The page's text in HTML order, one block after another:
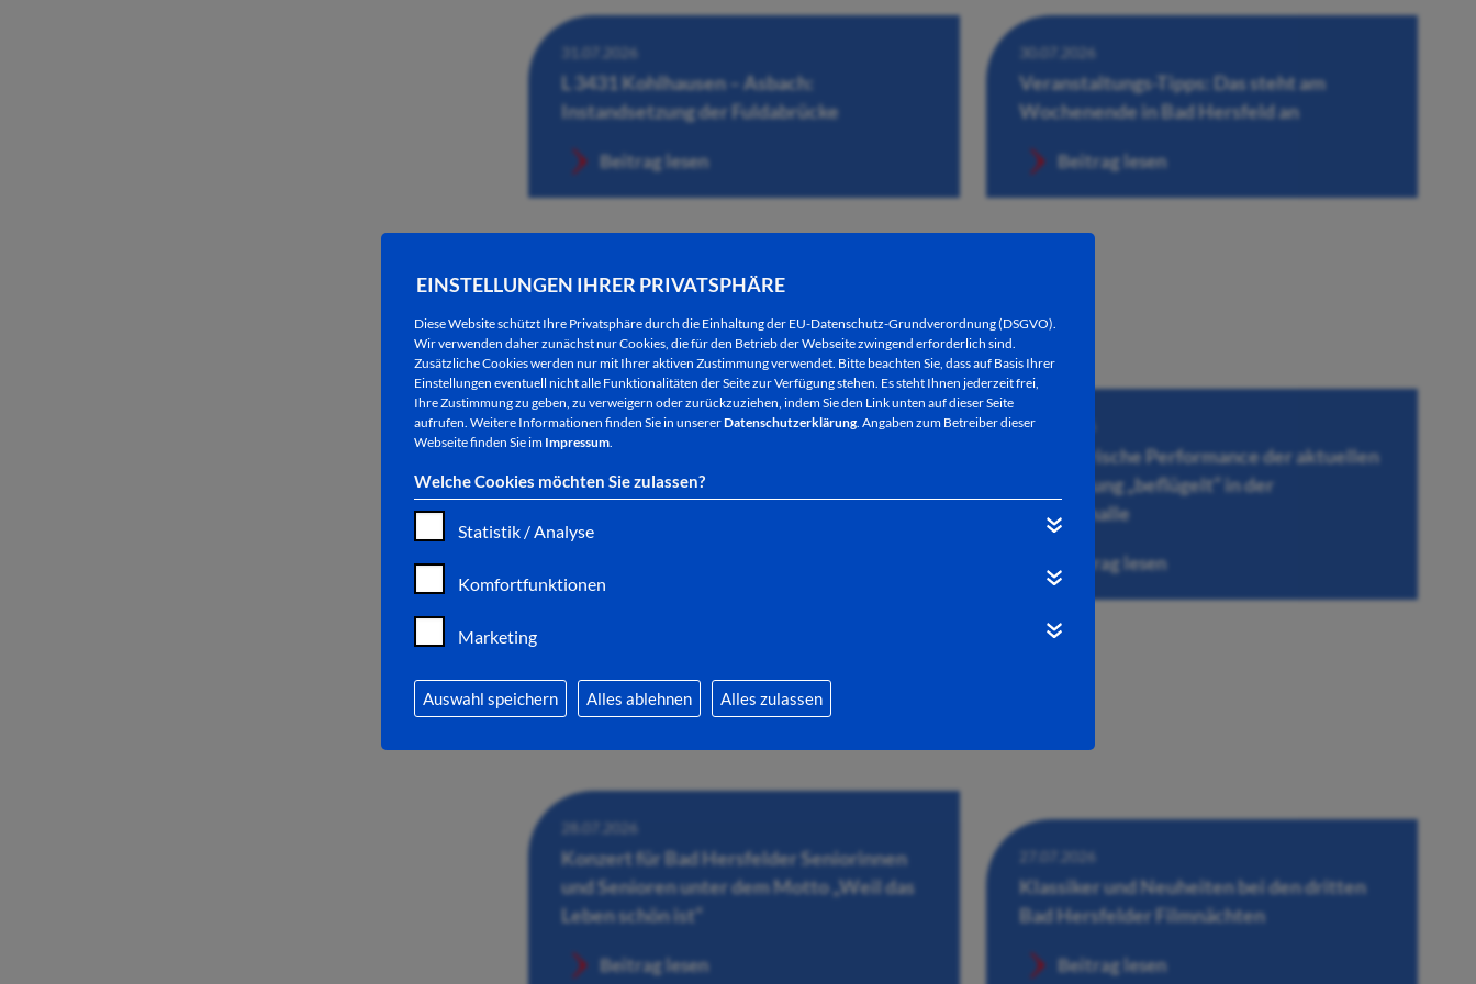
EINSTELLUNGEN IHRER PRIVATSPHÄRE
Diese Website schützt Ihre Privatsphäre durch die Einhaltung der EU-Datenschutz-Grundverordnung (DSGVO).
Wir verwenden daher zunächst nur Cookies, die für den Betrieb der Webseite zwingend erforderlich sind.
Zusätzliche Cookies werden nur mit Ihrer aktiven Zustimmung verwendet. Bitte beachten Sie, dass auf Basis Ihrer
Einstellungen eventuell nicht alle Funktionalitäten der Seite zur Verfügung stehen. Es steht Ihnen jederzeit frei,
Ihre Zustimmung zu geben, zu verweigern oder zurückzuziehen, indem Sie den Link unten auf dieser Seite
aufrufen. Weitere Informationen finden Sie in unsererDatenschutzerklärung. Angaben zum Betreiber dieser
Webseite finden Sie im Impressum.
Welche Cookies möchten Sie zulassen?
Statistik / Analyse
Komfortfunktionen
Marketing
Auswahl speichern Alles ablehnen Alles zulassen
31.07.2026
L 3431 Kohlhausen – Asbach:
Instandsetzung der Fuldabrücke
Beitrag lesen
30.07.2026
Veranstaltungs-Tipps: Das steht am
Wochenende in Bad Hersfeld an
Beitrag lesen
30.07.2026
Händlerinnen und Händler für
30.07.2026
Künstlerische Performance der aktuellen
Ausstellung „beflügelt“ in der
Wandelhalle
Beitrag lesen
28.07.2026
Konzert für Bad Hersfelder Seniorinnen
und Senioren unter dem Motto „Weil das
Leben schön ist“
Beitrag lesen
27.07.2026
Klassiker und Neuheiten bei den dritten
Bad Hersfelder Filmnächten
Beitrag lesen